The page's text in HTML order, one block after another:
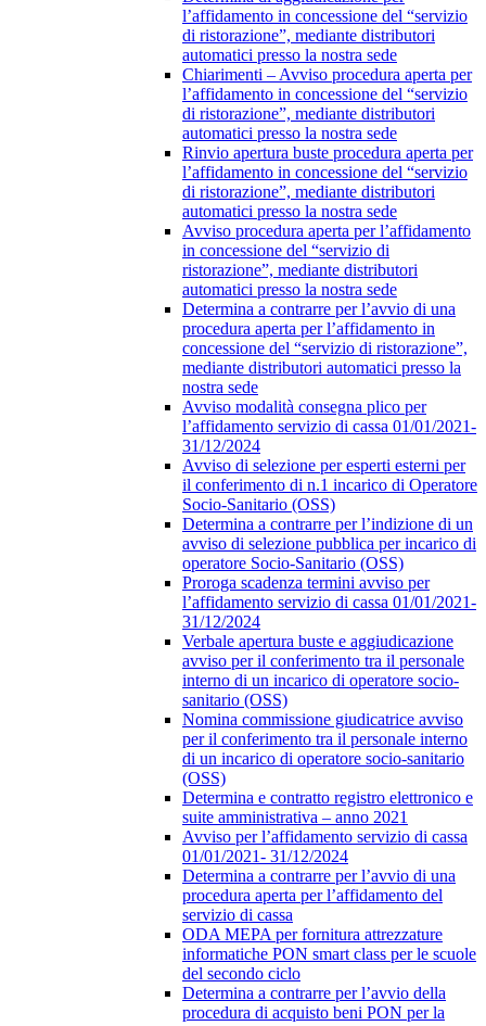
l’affidamento in concessione del “servizio
di ristorazione”, mediante distributori
automatici presso la nostra sede
Chiarimenti – Avviso procedura aperta per
l’affidamento in concessione del “servizio
di ristorazione”, mediante distributori
automatici presso la nostra sede
Rinvio apertura buste procedura aperta per
l’affidamento in concessione del “servizio
di ristorazione”, mediante distributori
automatici presso la nostra sede
Avviso procedura aperta per l’affidamento
in concessione del “servizio di
ristorazione”, mediante distributori
automatici presso la nostra sede
Determina a contrarre per l’avvio di una
procedura aperta per l’affidamento in
concessione del “servizio di ristorazione”,
mediante distributori automatici presso la
nostra sede
Avviso modalità consegna plico per
l’affidamento servizio di cassa 01/01/2021-
31/12/2024
Avviso di selezione per esperti esterni per
il conferimento di n.1 incarico di Operatore
Socio-Sanitario (OSS)
Determina a contrarre per l’indizione di un
avviso di selezione pubblica per incarico di
operatore Socio-Sanitario (OSS)
Proroga scadenza termini avviso per
l’affidamento servizio di cassa 01/01/2021-
31/12/2024
Verbale apertura buste e aggiudicazione
avviso per il conferimento tra il personale
interno di un incarico di operatore socio-
sanitario (OSS)
Nomina commissione giudicatrice avviso
per il conferimento tra il personale interno
di un incarico di operatore socio-sanitario
(OSS)
Determina e contratto registro elettronico e
suite amministrativa – anno 2021
Avviso per l’affidamento servizio di cassa
01/01/2021- 31/12/2024
Determina a contrarre per l’avvio di una
procedura aperta per l’affidamento del
servizio di cassa
ODA MEPA per fornitura attrezzature
informatiche PON smart class per le scuole
del secondo ciclo
Determina a contrarre per l’avvio della
procedura di acquisto beni PON per la